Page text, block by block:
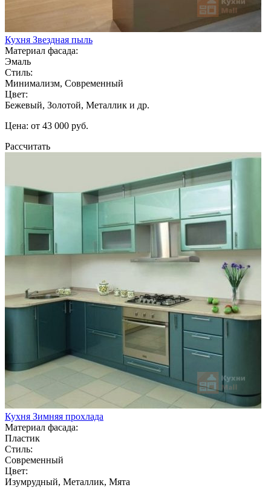
Кухня Звездная пыль
Материал фасада:
Эмаль
Стиль:
Минимализм, Современный
Цвет:
Бежевый, Золотой, Металлик и др.
Цена: от 43 000 руб.
Рассчитать
Кухня Зимняя прохлада
Материал фасада:
Пластик
Стиль:
Современный
Цвет:
Изумрудный, Металлик, Мята